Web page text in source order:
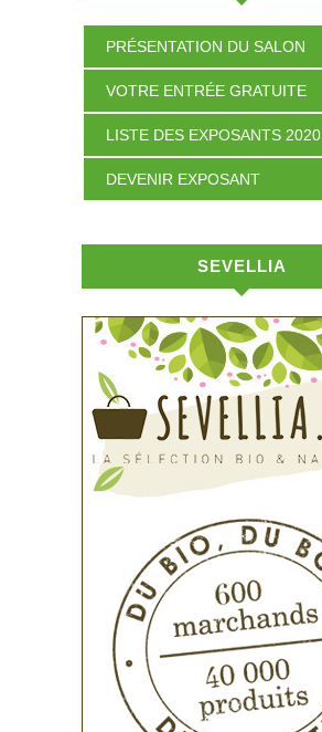
PRÉSENTATION DU SALON
VOTRE ENTRÉE GRATUITE
LISTE DES EXPOSANTS 2020
DEVENIR EXPOSANT
SEVELLIA